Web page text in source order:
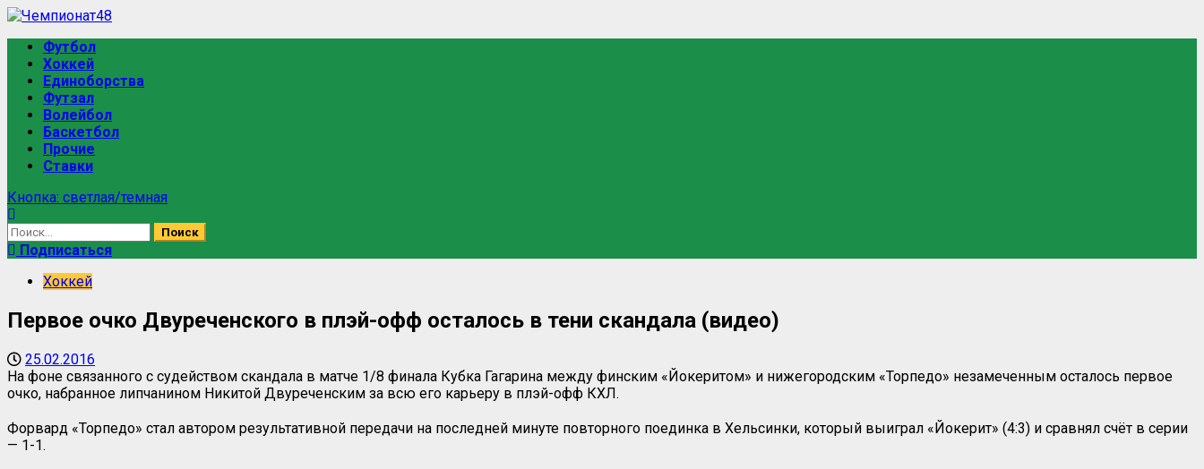
Футбол
Хоккей
Единоборства
Футзал
Волейбол
Баскетбол
Прочие
Ставки
Кнопка: светлая/темная
Подписаться
Хоккей
Первое очко Двуреченского в плэй-офф осталось в тени скандала (видео)
25.02.2016
На фоне связанного с судейством скандала в матче 1/8 финала Кубка Гагарина между финским «Йокеритом» и нижегородским «Торпедо» незамеченным осталось первое
очко, набранное липчанином Никитой Двуреченским за всю его карьеру в плэй-офф КХЛ.
Форвард «Торпедо» стал автором результативной передачи на последней минуте повторного поединка в Хельсинки, который выиграл «Йокерит» (4:3) и сравнял счёт в серии
— 1-1.